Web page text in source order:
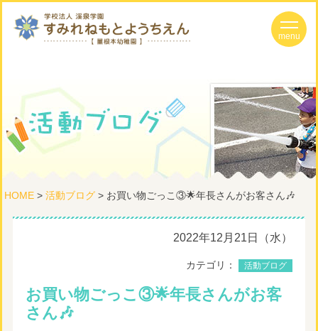
HOME> 活動ブログ> お買い物ごっこ③🌟年長さんがお客さん🎶
2022年12月21日（水）
カテゴリ： 活動ブログ
お買い物ごっこ③🌟年長さんがお客
さん🎶